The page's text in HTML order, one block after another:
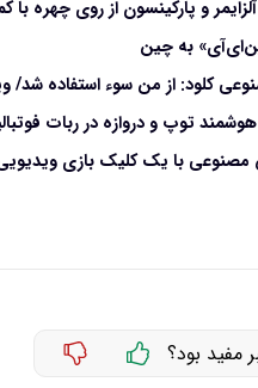
و پارکینسون از روی چهره
به چین
کلود: از من سوء استفاده شد/
توپ و دروازه در ربات فوتبالیست
با یک کلیک بازی
مفید بود؟